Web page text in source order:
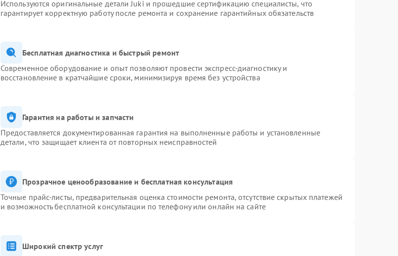
Используются оригинальные детали Juki и прошедшие сертификацию специалисты, что
гарантирует корректную работу после ремонта и сохранение гарантийных обязательств
Бесплатная диагностика и быстрый ремонт
Современное оборудование и опыт позволяют провести экспресс-диагностику и
восстановление в кратчайшие сроки, минимизируя время без устройства
Гарантия на работы и запчасти
Предоставляется документированная гарантия на выполненные работы и установленные
детали, что защищает клиента от повторных неисправностей
Прозрачное ценообразование и бесплатная консультация
Точные прайс-листы, предварительная оценка стоимости ремонта, отсутствие скрытых платежей
и возможность бесплатной консультации по телефону или онлайн на сайте
Широкий спектр услуг